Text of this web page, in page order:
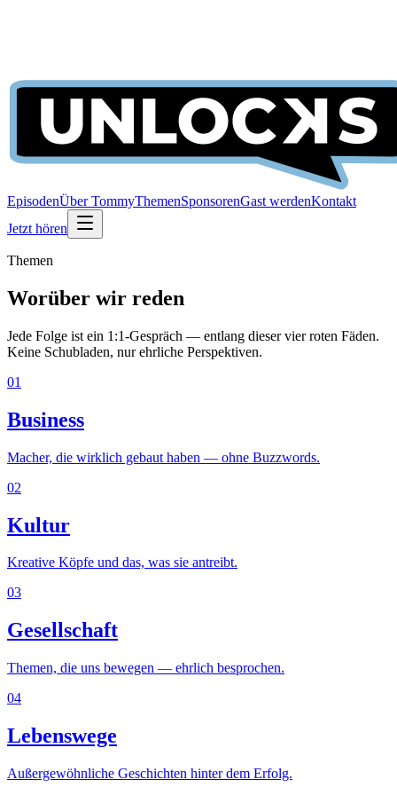
EpisodenÜber TommyThemenSponsorenGast werdenKontakt
Jetzt hören
Themen
Worüber wir reden
Jede Folge ist ein 1:1-Gespräch — entlang dieser vier roten Fäden.
Keine Schubladen, nur ehrliche Perspektiven.
01
Business
Macher, die wirklich gebaut haben — ohne Buzzwords.
02
Kultur
Kreative Köpfe und das, was sie antreibt.
03
Gesellschaft
Themen, die uns bewegen — ehrlich besprochen.
04
Lebenswege
Außergewöhnliche Geschichten hinter dem Erfolg.